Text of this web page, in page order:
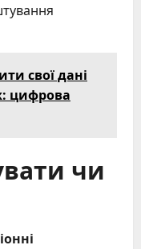
свої дані
цифрова
чи